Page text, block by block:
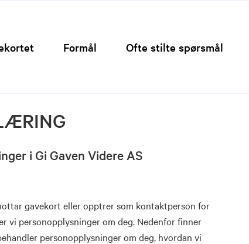
Formål Ofte stilte spørsmål
i Gi Gaven Videre AS
gavekort eller opptrer som kontaktperson for
vi personopplysninger om deg. Nedenfor finner
personopplysninger om deg, hvordan vi